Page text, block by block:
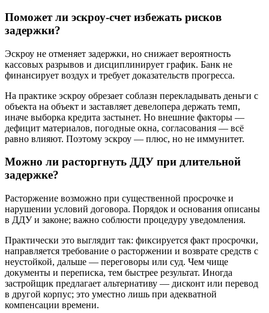
Поможет ли эскроу-счет избежать рисков
задержки?
Эскроу не отменяет задержки, но снижает вероятность
кассовых разрывов и дисциплинирует график. Банк не
финансирует воздух и требует доказательств прогресса.
На практике эскроу обрезает соблазн перекладывать деньги с
объекта на объект и заставляет девелопера держать темп,
иначе выборка кредита застынет. Но внешние факторы —
дефицит материалов, погодные окна, согласования — всё
равно влияют. Поэтому эскроу — плюс, но не иммунитет.
Можно ли расторгнуть ДДУ при длительной
задержке?
Расторжение возможно при существенной просрочке и
нарушении условий договора. Порядок и основания описаны
в ДДУ и законе; важно соблюсти процедуру уведомления.
Практически это выглядит так: фиксируется факт просрочки,
направляется требование о расторжении и возврате средств с
неустойкой, дальше — переговоры или суд. Чем чище
документы и переписка, тем быстрее результат. Иногда
застройщик предлагает альтернативу — дисконт или перевод
в другой корпус; это уместно лишь при адекватной
компенсации времени.